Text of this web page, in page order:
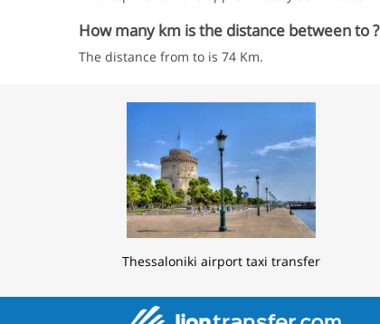
How many km is the distance between to ?
The distance from to is 74 Km.
Thessaloniki airport taxi transfer